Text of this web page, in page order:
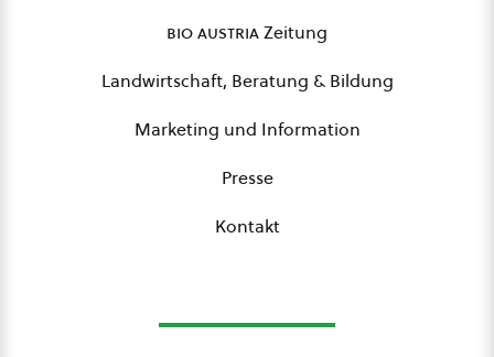
bio austriaZeitung
Landwirtschaft, Beratung & Bildung
Marketing und Information
Presse
Kontakt